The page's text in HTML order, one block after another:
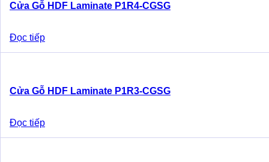
Cửa Gỗ HDF Laminate P1R4-CGSG
Đọc tiếp
Cửa Gỗ HDF Laminate P1R3-CGSG
Đọc tiếp